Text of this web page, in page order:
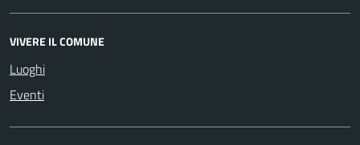
VIVERE IL COMUNE
Luoghi
Eventi